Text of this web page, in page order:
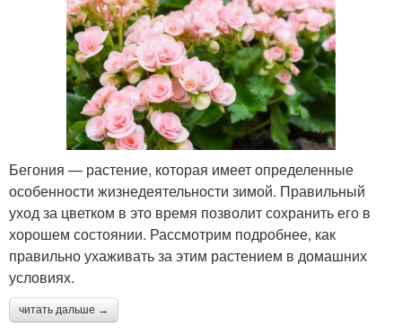
Бегония — растение, которая имеет определенные
особенности жизнедеятельности зимой. Правильный
уход за цветком в это время позволит сохранить его в
хорошем состоянии. Рассмотрим подробнее, как
правильно ухаживать за этим растением в домашних
условиях.
читать дальше →